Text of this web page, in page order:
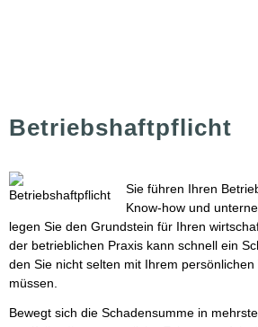
Betriebshaftpflicht
Sie führen Ihren
Know-how und
legen Sie den Grundstein für Ihren
der betrieblichen Praxis kann schnell ein
den Sie nicht selten mit Ihrem
müssen.
Bewegt sich die Schadensumme in